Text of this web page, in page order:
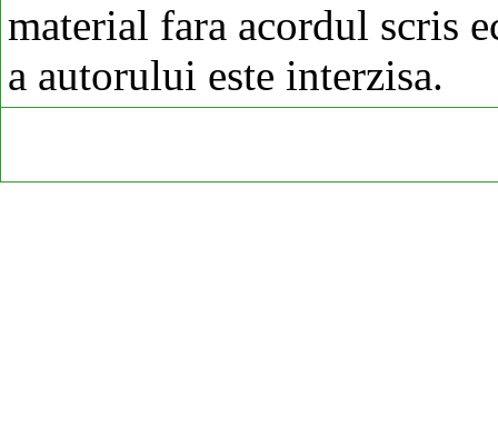
material fara acordul scris
a autorului este interzisa.